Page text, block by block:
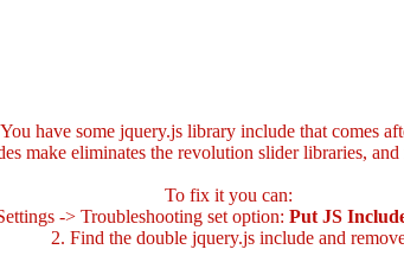
have some jquery.js library include that comes
make eliminates the revolution slider libraries,
To fix it you can:
-> Troubleshooting set option: Put JS
2. Find the double jquery.js include and